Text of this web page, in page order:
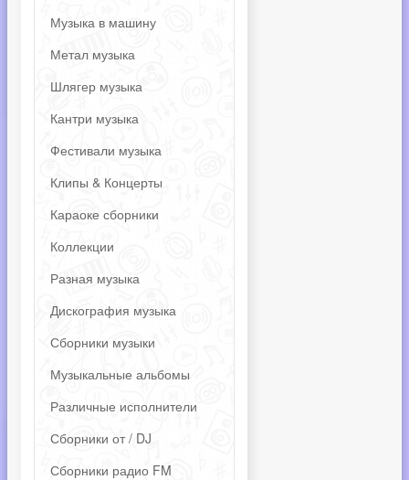
Музыка в машину
Метал музыка
Шлягер музыка
Кантри музыка
Фестивали музыка
Клипы & Концерты
Караоке сборники
Коллекции
Разная музыка
Дискография музыка
Сборники музыки
Музыкальные альбомы
Различные исполнители
Сборники от / DJ
Сборники радио FM